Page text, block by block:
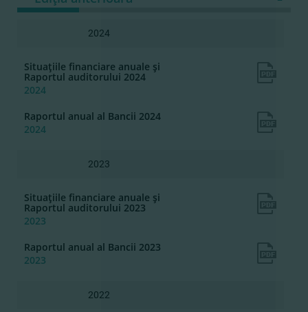
2024
Situaţiile financiare anuale şi
Raportul auditorului 2024
2024
Raportul anual al Bancii 2024
2024
2023
Situaţiile financiare anuale şi
Raportul auditorului 2023
2023
Raportul anual al Bancii 2023
2023
2022